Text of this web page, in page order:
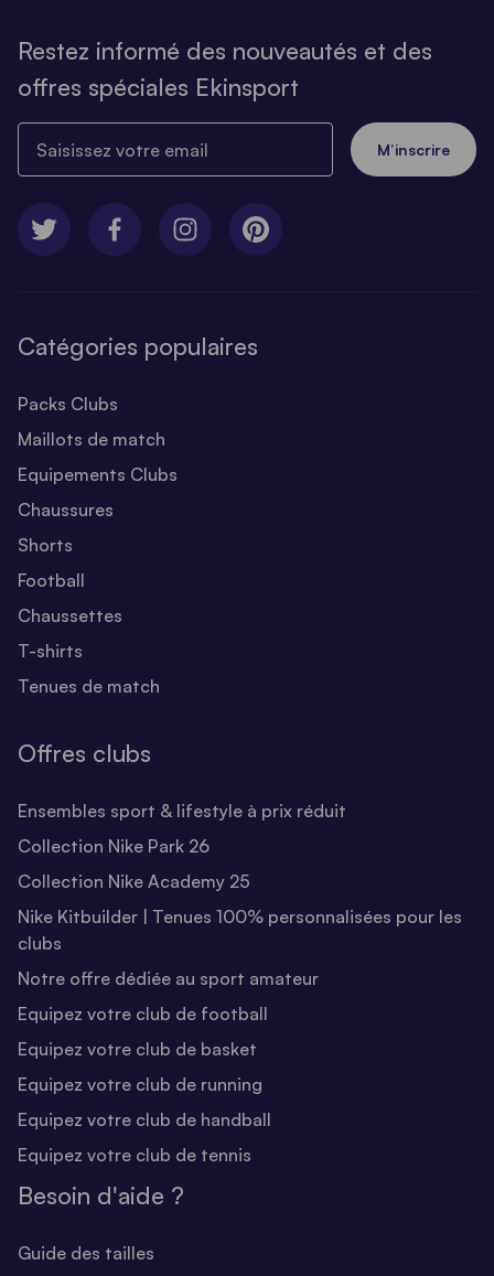
Restez informé des nouveautés et des
offres spéciales Ekinsport
M’inscrire
Catégories populaires
Packs Clubs
Maillots de match
Equipements Clubs
Chaussures
Shorts
Football
Chaussettes
T-shirts
Tenues de match
Offres clubs
Ensembles sport & lifestyle à prix réduit
Collection Nike Park 26
Collection Nike Academy 25
Nike Kitbuilder | Tenues 100% personnalisées pour les
clubs
Notre offre dédiée au sport amateur
Equipez votre club de football
Equipez votre club de basket
Equipez votre club de running
Equipez votre club de handball
Equipez votre club de tennis
Besoin d'aide ?
Guide des tailles